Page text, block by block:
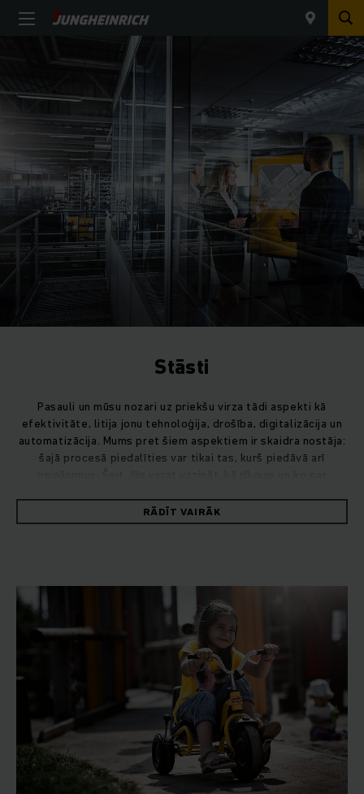
Stāsti
Pasauli un mūsu nozari uz priekšu virza tādi aspekti kā
efektivitāte, litija jonu tehnoloģija, drošība, digitalizācija un
automatizācija. Mums pret šiem aspektiem ir skaidra nostāja:
šajā procesā piedalīties var tikai tas, kurš piedāvā arī
RĀDĪT VAIRĀK